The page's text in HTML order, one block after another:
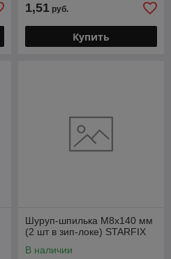
1,51 руб.
Купить
Шуруп-шпилька М8х140 мм
(2 шт в зип-локе) STARFIX
В наличии